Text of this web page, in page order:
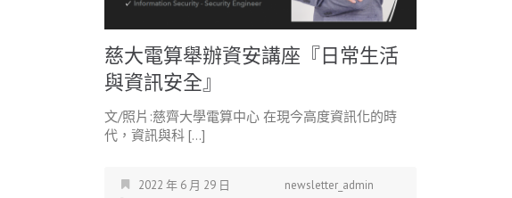
慈大電算舉辦資安講座『日常生活
與資訊安全』
文/照片:慈齊大學電算中心 在現今高度資訊化的時
代，資訊與科 […]
2022 年 6 月 29 日
newsletter_admin